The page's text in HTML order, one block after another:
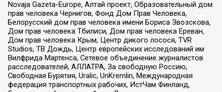
Novaja Gazeta-Europe, Алтай проект, Образовательный дом
прав человека Чернигов, Фонд Дом Прав Человека,
Белорусский дом прав человека имени Бориса Звозскова,
Дом прав человека Тбилиси, Дом прав человека Ереван,
Дом прав человека Крым, Центр дикого лосося, TVR
Studios, ТВ Дождь, Центр европейских исследований им
Вилфрида Мартенса, Сетевое объединение журналистов
расследователей, АЛЛАТРА, За свободную Россию,
Свободная Бурятия, Uralic, UnKremlin, Международная
федерация транспортных рабочих, ИстЧам Финланд,